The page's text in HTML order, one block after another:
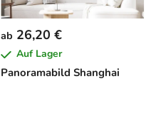
Panoramabild Shanghai
ab 26,20 €
Auf Lager